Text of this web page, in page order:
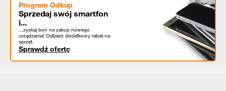
Program Odkup
Sprzedaj swój smartfon
i...
...zyskaj bon na zakup nowego
urządzenia! Odbierz dodatkowy rabat na
sprzęt.
Sprawdź ofertę